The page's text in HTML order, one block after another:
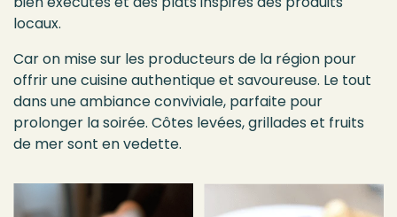
locaux.
Car on mise sur les producteurs de la région pour
offrir une cuisine authentique et savoureuse. Le tout
dans une ambiance conviviale, parfaite pour
prolonger la soirée. Côtes levées, grillades et fruits
de mer sont en vedette.